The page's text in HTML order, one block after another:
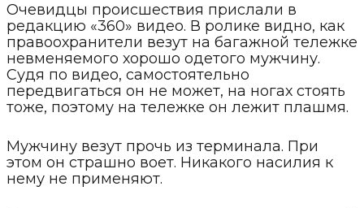
Очевидцы происшествия прислали в
редакцию «360» видео. В ролике видно, как
правоохранители везут на багажной тележке
невменяемого хорошо одетого мужчину.
Судя по видео, самостоятельно
передвигаться он не может, на ногах стоять
тоже, поэтому на тележке он лежит плашмя.
Мужчину везут прочь из терминала. При
этом он страшно воет. Никакого насилия к
нему не применяют.